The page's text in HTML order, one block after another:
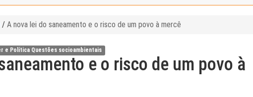
/ A nova lei do saneamento e o risco de um povo à mercê
e Política Questões socioambientais
e o risco de um povo à